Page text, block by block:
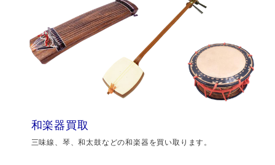
和楽器買取
三味線、琴、和太鼓などの和楽器を買い取ります。